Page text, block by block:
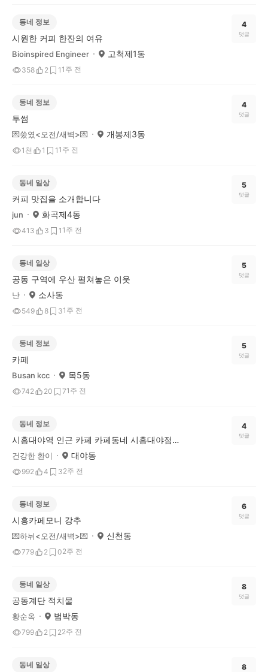
동네 정보
시원한 커피 한잔의 여유
Bioinspired Engineer 고척제1동
358 2 1 1주 전
4
댓글
동네 정보
투썸
💌쑸였<오전/새벽>💌 개봉제3동
1천 1 1 1주 전
4
댓글
동네 일상
커피 맛집을 소개합니다
jun 화곡제4동
413 3 1 1주 전
5
댓글
동네 일상
공동 구역에 우산 펼쳐놓은 이웃
난 소사동
549 8 31주 전
5
댓글
동네 정보
카페
Busan kcc 목5동
742 20 71주 전
5
댓글
동네 정보
시흥대야역 인근 카페 카페동네 시흥대야점을 소개합니다
건강한 환이 대야동
992 4 32주 전
4
댓글
동네 정보
시흥카페모니 강추
💌하뉘<오전/새벽>💌 신천동
779 2 02주 전
6
댓글
동네 일상
공동계단 적치물
황순옥 범박동
799 2 22주 전
8
댓글
동네 일상 8